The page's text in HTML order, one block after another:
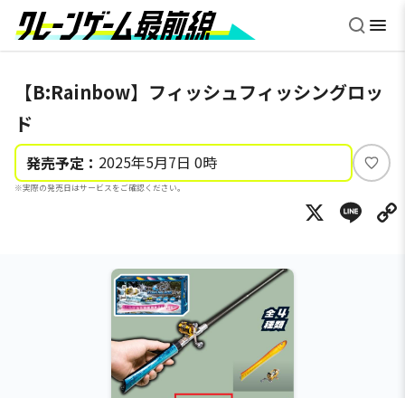
【B:Rainbow】フィッシュフィッシングロッ
ド
発売予定： 2025年5月7日 0時
※実際の発売日はサービスをご確認ください。
い
ね
X